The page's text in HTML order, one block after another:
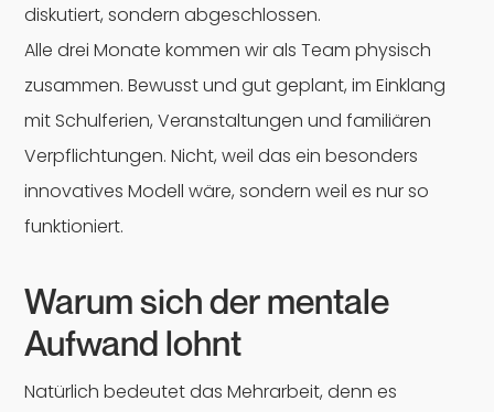
diskutiert, sondern abgeschlossen.
Alle drei Monate kommen wir als Team physisch
zusammen. Bewusst und gut geplant, im Einklang
mit Schulferien, Veranstaltungen und familiären
Verpflichtungen. Nicht, weil das ein besonders
innovatives Modell wäre, sondern weil es nur so
funktioniert.
Warum sich der mentale
Aufwand lohnt
Natürlich bedeutet das Mehrarbeit, denn es